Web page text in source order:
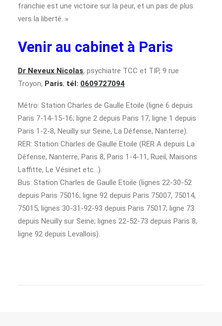
franchie est une victoire sur la peur, et un pas de plus
vers la liberté. »
Venir au cabinet à Paris
Dr Neveux Nicolas, psychiatre TCC et TIP, 9 rue
Troyon, Paris; tél: 0609727094
Métro: Station Charles de Gaulle Etoile (ligne 6 depuis
Paris 7-14-15-16; ligne 2 depuis Paris 17; ligne 1 depuis
Paris 1-2-8, Neuilly sur Seine, La Défense, Nanterre).
RER: Station Charles de Gaulle Etoile (RER A depuis La
Défense, Nanterre, Paris 8, Paris 1-4-11, Rueil, Maisons
Laffitte, Le Vésinet etc…).
Bus: Station Charles de Gaulle Etoile (lignes 22-30-52
depuis Paris 75016; ligne 92 depuis Paris 75007, 75014,
75015; lignes 30-31-92-93 depuis Paris 75017; ligne 73
depuis Neuilly sur Seine; lignes 22-52-73 depuis Paris 8;
ligne 92 depuis Levallois).